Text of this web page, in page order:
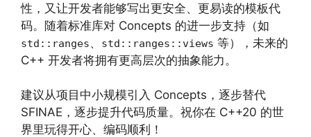
性，又让开发者能够写出更安全、更易读的模板代
码。随着标准库对 Concepts 的进一步支持（如
std::ranges、 std::ranges::views 等），未来的
C++ 开发者将拥有更高层次的抽象能力。
建议从项目中小规模引入 Concepts，逐步替代
SFINAE，逐步提升代码质量。祝你在 C++20 的世
界里玩得开心、编码顺利！